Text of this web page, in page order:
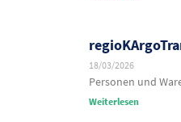
18/03/2026
Personen und
Weiterlesen